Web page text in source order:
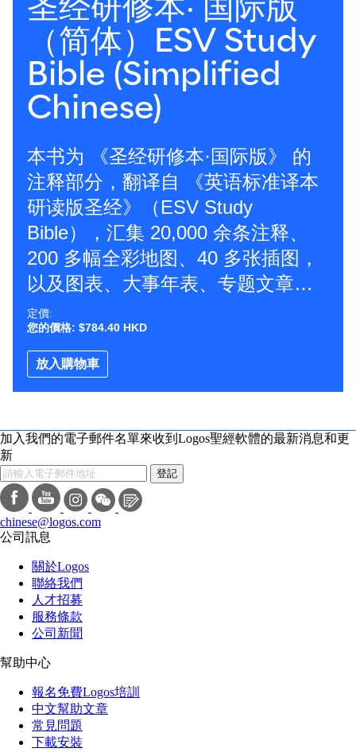
圣经研修本‧ 国际版
（简体）ESV Study
Bible (Simplified
Chinese)
本书为 《圣经研修本·国际版》 的
注释部分，翻译自 《英语标准译本
研读版圣经》（ESV Study
Bible），汇集 20,000 余条注释、
200 多幅全彩地图、40 多张插图，
以及图表、大事年表、专题文章和
书卷导论，为神学生、教师及广大
圣经研读者提供珍贵资源。 《英语
标准译本研读版圣经》自出版以来
广受全球读者欢迎，其注释由 95 位
写，融合最新的圣经学术研究，深
入解析经文含义，解答神学与历史
背景问题，并附有详细的书卷导
论，涵盖作者背景、写作时间、主
题概览、大纲及相关地图，帮助读
者系统理解圣经脉络。本书亦包含
一系列深入探讨圣经关键主题的文
章，涵盖于圣经的权威性、如何解
释圣经、圣经在敬拜与祷告中的角
色、圣经抄本的可靠性、圣经与考
古学的关系、圣经神学概论等多个
领域，帮助读者在更广阔的背景下
理解神的话语，并将信仰应用于生
定價:
您的價格: $784.40 HKD
放入購物車
加入我們的電子郵件名單來收到Logos聖經軟體的最新消息和更
新
登記
chinese@logos.com
公司訊息
關於Logos
聯絡我們
人才招募
服務條款
公司新聞
幫助中心
報名免費Logos培訓
中文幫助文章
常見問題
下載安裝